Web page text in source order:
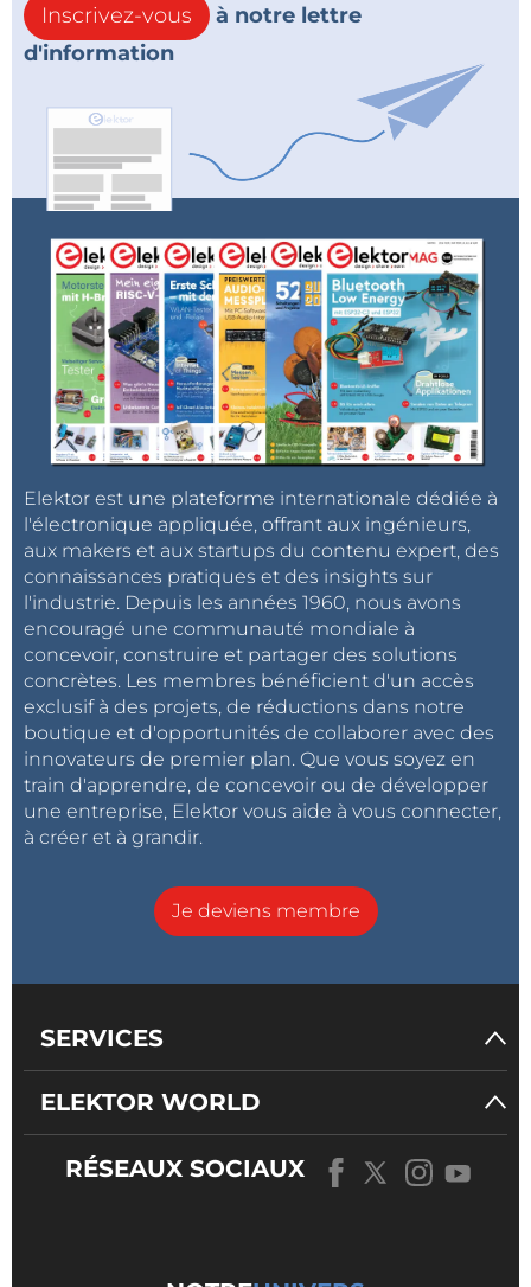
Inscrivez-vous
à notre lettre
d'information
Elektor est une plateforme internationale dédiée à
l'électronique appliquée, offrant aux ingénieurs,
aux makers et aux startups du contenu expert, des
connaissances pratiques et des insights sur
l'industrie. Depuis les années 1960, nous avons
encouragé une communauté mondiale à
concevoir, construire et partager des solutions
concrètes. Les membres bénéficient d'un accès
exclusif à des projets, de réductions dans notre
boutique et d'opportunités de collaborer avec des
innovateurs de premier plan. Que vous soyez en
train d'apprendre, de concevoir ou de développer
une entreprise, Elektor vous aide à vous connecter,
à créer et à grandir.
Je deviens membre
SERVICES
ELEKTOR WORLD
RÉSEAUX SOCIAUX